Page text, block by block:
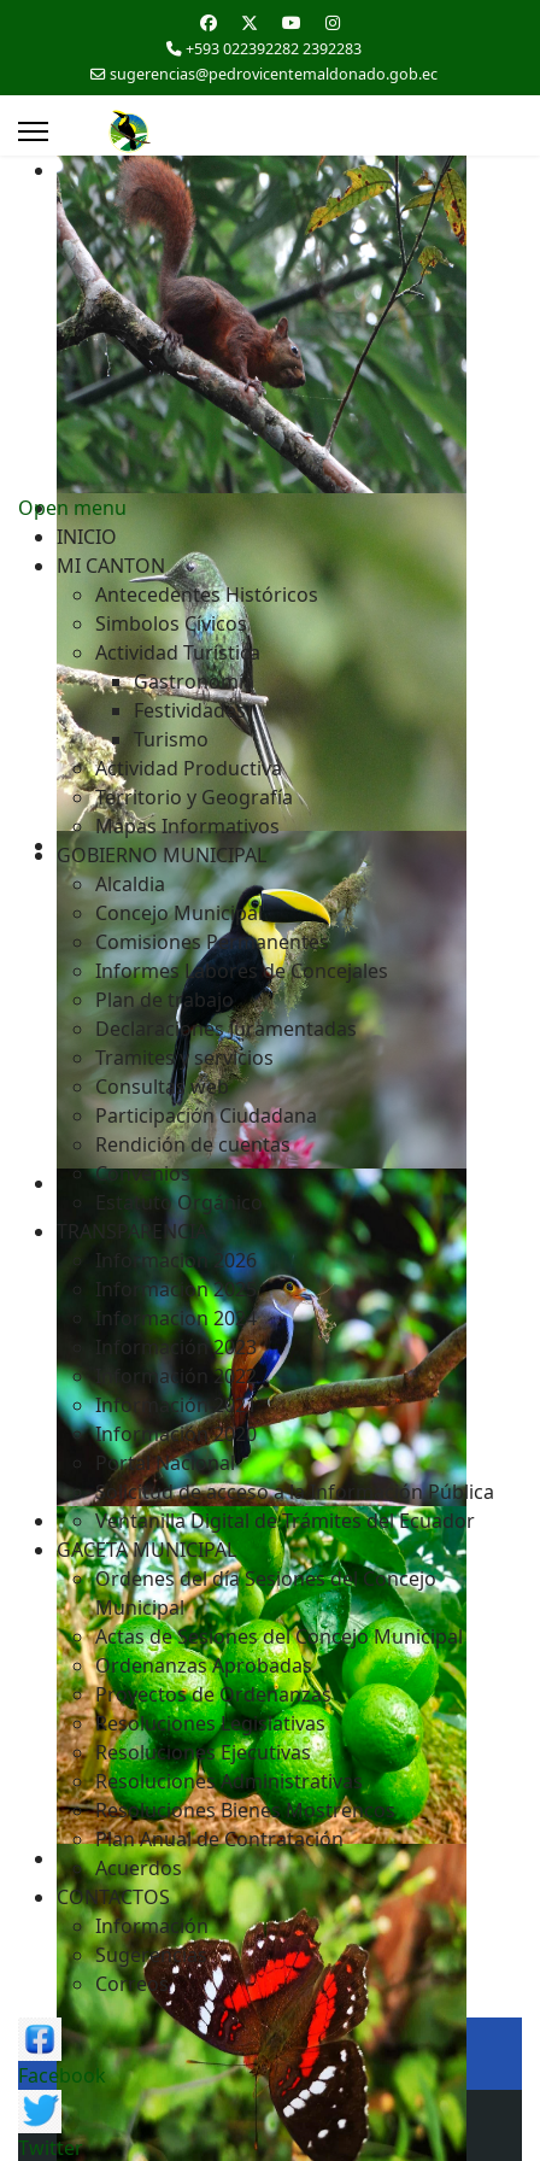
+593 022392282 2392283
sugerencias@pedrovicentemaldonado.gob.ec
Open menu
INICIO
MI CANTON
Antecedentes Históricos
Simbolos Cívicos
Actividad Turística
Gastronomía
Festividades
Turismo
Actividad Productiva
Territorio y Geografía
Mapas Informativos
GOBIERNO MUNICIPAL
Alcaldia
Concejo Municipal
Comisiones Permanentes
Informes Labores de Concejales
Plan de trabajo
Declaraciones Juramentadas
Tramites y servicios
Consultas web
Participación Ciudadana
Rendición de cuentas
Convenios
Estatuto Orgánico
TRANSPARENCIA
Informacion 2026
Informacion 2025
Informacion 2024
Información 2023
Información 2022
Información 2021
Información 2020
Portal Nacional
Solicitud de acceso a la Información Pública
Ventanilla Digital de Trámites del Ecuador
GACETA MUNICIPAL
Ordenes del día Sesiones del Concejo
Municipal
Actas de Sesiones del Concejo Municipal
Ordenanzas Aprobadas
Proyectos de Ordenanzas
Resoluciones Legislativas
Resoluciones Ejecutivas
Resoluciones Administrativas
Resoluciones Bienes Mostrencos
Plan Anual de Contratación
Acuerdos
CONTACTOS
Información
Sugerencias
Correos
Facebook
Twitter